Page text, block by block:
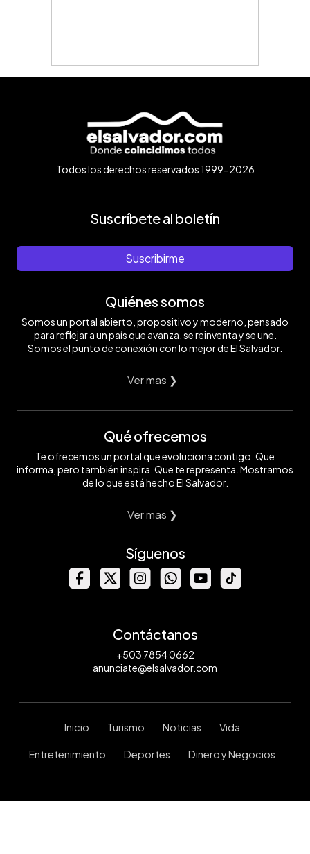
Todos los derechos reservados 1999-2026
Suscríbete al boletín
Suscribirme
Quiénes somos
Somos un portal abierto, propositivo y moderno, pensado
para reflejar a un país que avanza, se reinventa y se une.
Somos el punto de conexión con lo mejor de El Salvador.
Ver mas ❯
Qué ofrecemos
Te ofrecemos un portal que evoluciona contigo. Que
informa, pero también inspira. Que te representa. Mostramos
de lo que está hecho El Salvador.
Ver mas ❯
Síguenos
Contáctanos
+503 7854 0662
anunciate@elsalvador.com
Inicio Turismo Noticias Vida
Entretenimiento Deportes Dinero y Negocios